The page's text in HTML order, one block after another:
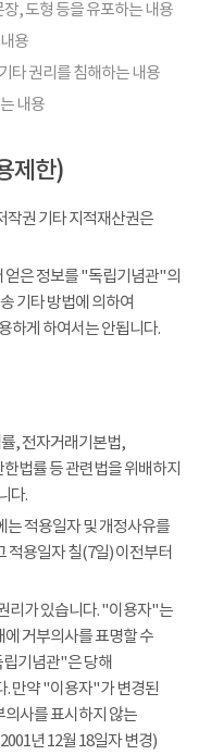
, 도형 등을 유포하는 내용
용
타 권리를 침해하는 내용
내용
제한)
작권 기타 지적재산권은
은 정보를 "독립기념관"의
기타 방법에 의하여
하게 하여서는 안됩니다.
, 전자거래기본법,
법률 등 관련법을 위배하지
다.
적용일자 및 개정사유를
적용일자 칠(7일) 이전부터
리가 있습니다. "이용자"는
거부의사를 표명할 수
기념관"은 당해
. 만약 "이용자"가 변경된
의사를 표시하지 않는
년 12월 18일자 변경)